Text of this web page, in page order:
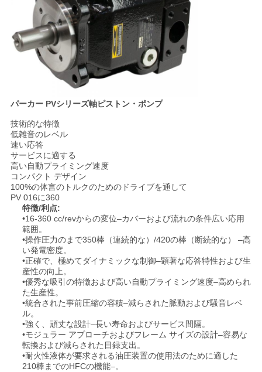
要
求
な
さ
い
地
PRIVACY
POLICY
パーカー PVシリーズ軸ピストン・ポンプ
技術的な特徴
低雑音のレベル
速い応答
サービスに適する
高い自動プライミング速度
コンパクト デザイン
100%の体言のトルクのためのドライブを通して
PV 016に360
特徴/利点:
•16-360 cc/revからの変位–カバーおよび流れの条件広い応用
範囲。
•操作圧力のまで350棒（連続的な）/420の棒（断続的な） –高
い発電密度。
•正確で、極めてダイナミックな制御–顕著な応答特性および生
産性の向上。
•優秀な吸引の特徴および高い自動プライミング速度–高められ
た生産性。
•統合された事前圧縮の容積–減らされた脈動および騒音レベ
ル。
•強く、頑丈な設計–長い寿命およびサービス間隔。
•モジュラー アプローチおよびフレーム サイズの設計–容易な
転換および減らされた目録支出。
•耐火性液体が要求される油圧装置の使用法のために適した
210棒までのHFCの機能–。